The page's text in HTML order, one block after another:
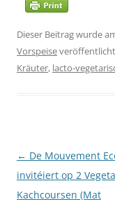
Dieser Beitrag wurde
Vorspeise
Kräuter, lacto-
Beitragsnavigation
← De Mouvement
invitéiert op 2
Kachcoursen (Mat